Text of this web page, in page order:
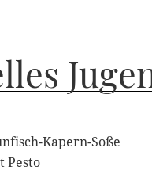
Kapern-Soße
Pesto